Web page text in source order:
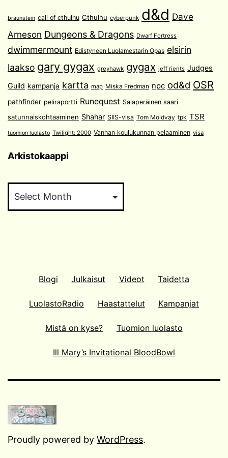
braunstein call of cthulhu Cthulhu cyberpunk d&d Dave
Arneson Dungeons & Dragons Dwarf Fortress
dwimmermount Edistyneen Luolamestarin Opas elsirin
laakso gary gygax greyhawk gygax jeff rients Judges
Guild kampanja kartta map Miska Fredman npc od&d OSR
pathfinder peliraportti Runequest Salaperäinen saari
satunnaiskohtaaminen Shahar SIIS-visa Tom Moldvay tpk TSR
tuomion luolasto Twilight: 2000 Vanhan koulukunnan pelaaminen visa
Arkistokaappi
Blogi Julkaisut Videot Taidetta
LuolastoRadio Haastattelut Kampanjat
Mistä on kyse? Tuomion luolasto
Ill Mary’s Invitational BloodBowl
Proudly powered by WordPress.